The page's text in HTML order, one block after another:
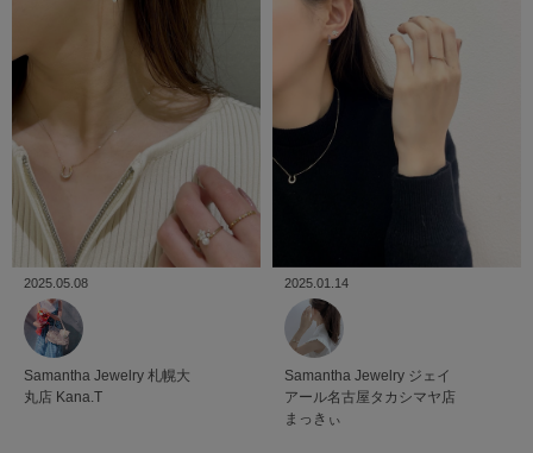
2025.05.08
Samantha Jewelry 札幌大
丸店 Kana.T
2025.01.14
Samantha Jewelry ジェイ
アール名古屋タカシマヤ店
まっきぃ